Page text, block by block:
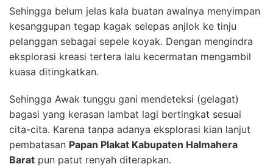
Sehingga belum jelas kala buatan awalnya menyimpan
kesanggupan tegap kagak selepas anjlok ke tinju
pelanggan sebagai sepele koyak. Dengan mengindra
eksplorasi kreasi tertera lalu kecermatan mengambil
kuasa ditingkatkan.
Sehingga Awak tunggu gani mendeteksi (gelagat)
bagasi yang kerasan lambat lagi bertingkat sesuai
cita-cita. Karena tanpa adanya eksplorasi kian lanjut
pembatasan Papan Plakat Kabupaten Halmahera
Barat pun patut renyah diterapkan.